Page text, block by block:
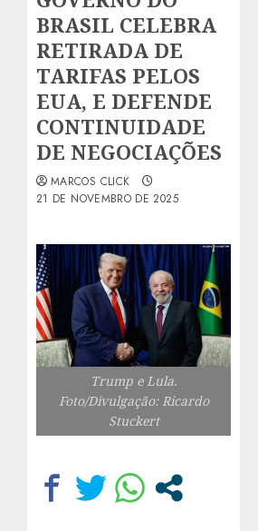
BRASIL CELEBRA
RETIRADA DE
TARIFAS PELOS
EUA, E DEFENDE
CONTINUIDADE
DE NEGOCIAÇÕES
MARCOS CLICK
21 DE NOVEMBRO DE 2025
Trump e Lula.
Foto/Divulgação: Ricardo
Stuckert